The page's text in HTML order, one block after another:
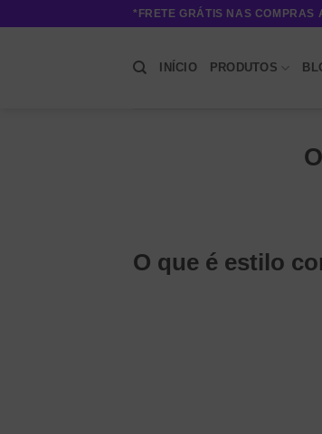
*FRETE GRÁTIS NAS COMPRAS
INÍCIO PRODUTOS
O que é estilo